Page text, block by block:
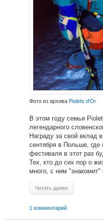
Фото из архива Piolets d'Or
В этом году семья
легендарного
Награду за свой вклад
сентября в Польше, где
фестиваля в этот раз
Тех, кто до сих пор о
много, с ним "знакомит"
Читать далее
1 комментарий